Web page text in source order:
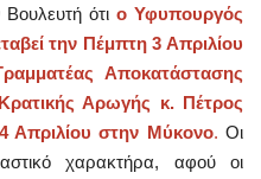
ότι ο Υφυπουργός
την Πέμπτη 3 Απριλίου
Αποκατάστασης
Αρωγής κ. Πέτρος
Απριλίου στην Μύκονο. Οι
χαρακτήρα, αφού οι